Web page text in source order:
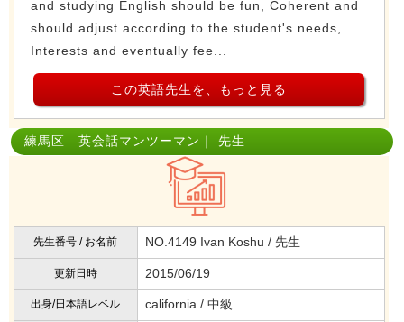
and studying English should be fun, Coherent and
should adjust according to the student's needs,
Interests and eventually fee...
この英語先生を、もっと見る
練馬区 英会話マンツーマン｜ 先生
先生番号 / お名前 NO.4149 Ivan Koshu / 先生
更新日時 2015/06/19
出身/日本語レベル california / 中級